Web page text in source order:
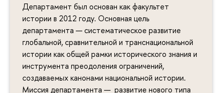
Департамент был основан как факультет
истории в 2012 году. Основная цель
департамента — систематическое развитие
глобальной, сравнительной и транснациональной
истории как общей рамки исторического знания и
инструмента преодоления ограничений,
создаваемых канонами национальной истории.
Миссия департамента — развитие нового типа